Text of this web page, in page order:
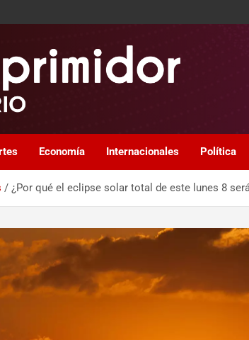
media
Economía Internacionales Política
¿Por qué el eclipse solar total de este lunes 8